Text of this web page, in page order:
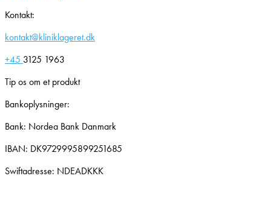
Kontakt:
kontakt@kliniklageret.dk
+45 3125 1963
Tip os om et produkt
Bankoplysninger:
Bank: Nordea Bank Danmark
IBAN: DK9729995899251685
Swiftadresse: NDEADKKK